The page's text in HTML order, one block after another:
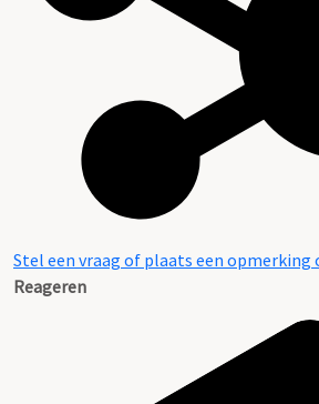
Stel een vraag of plaats een opmerking
Reageren